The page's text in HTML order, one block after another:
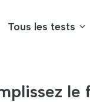
Tous les tests